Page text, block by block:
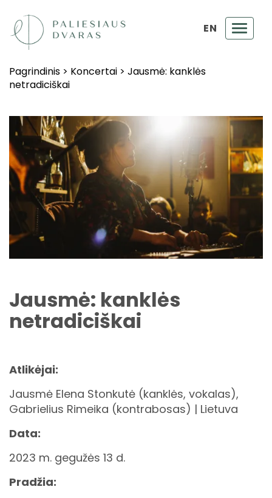
EN
Pagrindinis > Koncertai > Jausmė: kanklės
netradiciškai
Jausmė: kanklės
netradiciškai
Atlikėjai:
Jausmė Elena Stonkutė (kanklės, vokalas),
Gabrielius Rimeika (kontrabosas) | Lietuva
Data:
2023 m. gegužės 13 d.
Pradžia: